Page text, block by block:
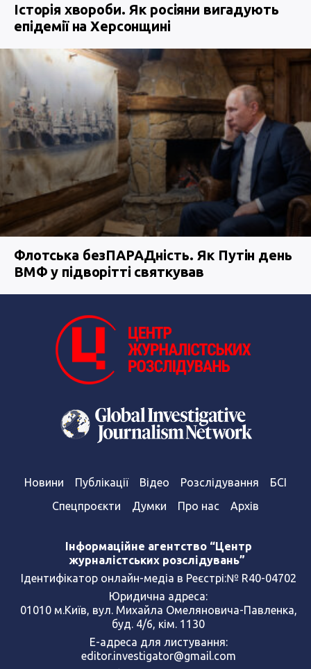
Історія хвороби. Як росіяни вигадують
епідемії на Херсонщині
Флотська безПАРАДність. Як Путін день
ВМФ у підворітті святкував
Новини Публікації Відео Розслідування
БСІ
Спецпроєкти
Думки Про нас Архів
Інформаційне агентство “Центр
журналістських розслідувань”
Ідентифікатор онлайн-медіа в Реєстрі:№ R40-04702
Юридична адреса:
01010 м.Київ, вул. Михайла Омеляновича-Павленка,
буд. 4/6, кім. 1130
Е-адреса для листування:
editor.investigator@gmail.com